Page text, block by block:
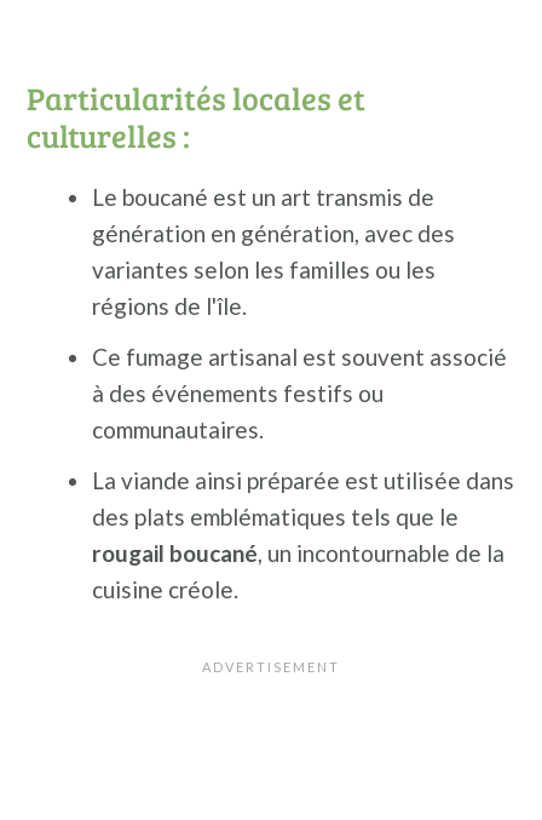
Particularités locales et
culturelles :
Le boucané est un art transmis de
génération en génération, avec des
variantes selon les familles ou les
régions de l'île.
Ce fumage artisanal est souvent associé
à des événements festifs ou
communautaires.
La viande ainsi préparée est utilisée dans
des plats emblématiques tels que le
rougail boucané, un incontournable de la
cuisine créole.